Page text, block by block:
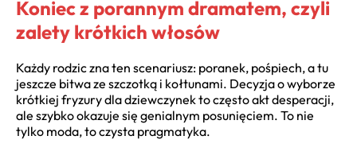
Koniec z porannym dramatem, czyli
zalety krótkich włosów
Każdy rodzic zna ten scenariusz: poranek, pośpiech, a tu
jeszcze bitwa ze szczotką i kołtunami. Decyzja o wyborze
krótkiej fryzury dla dziewczynek to często akt desperacji,
ale szybko okazuje się genialnym posunięciem. To nie
tylko moda, to czysta pragmatyka.